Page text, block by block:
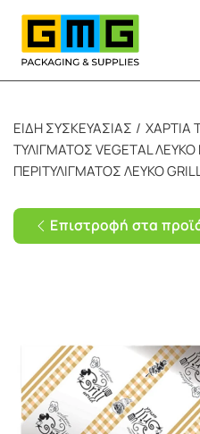
Skip to main content
ΕΙΔΗ ΣΥΣΚΕΥΑΣΙΑΣ ΧΑΡΤΙΑ
ΤΥΛΙΓΜΑΤΟΣ VEGETAL
ΠΕΡΙΤΥΛΙΓΜΑΤΟΣ ΛΕΥΚΟ
Επιστροφή στα